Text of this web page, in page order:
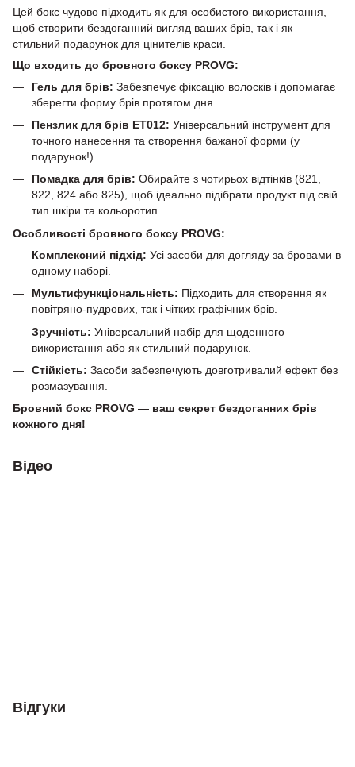
Цей бокс чудово підходить як для особистого використання,
щоб створити бездоганний вигляд ваших брів, так і як
стильний подарунок для цінителів краси.
Що входить до бровного боксу PROVG:
Гель для брів: Забезпечує фіксацію волосків і допомагає
зберегти форму брів протягом дня.
Пензлик для брів ET012: Універсальний інструмент для
точного нанесення та створення бажаної форми (у
подарунок!).
Помадка для брів: Обирайте з чотирьох відтінків (821,
822, 824 або 825), щоб ідеально підібрати продукт під свій
тип шкіри та кольоротип.
Особливості бровного боксу PROVG:
Комплексний підхід: Усі засоби для догляду за бровами в
одному наборі.
Мультифункціональність: Підходить для створення як
повітряно-пудрових, так і чітких графічних брів.
Зручність: Універсальний набір для щоденного
використання або як стильний подарунок.
Стійкість: Засоби забезпечують довготривалий ефект без
розмазування.
Бровний бокс PROVG — ваш секрет бездоганних брів
кожного дня!
Відео
Відгуки